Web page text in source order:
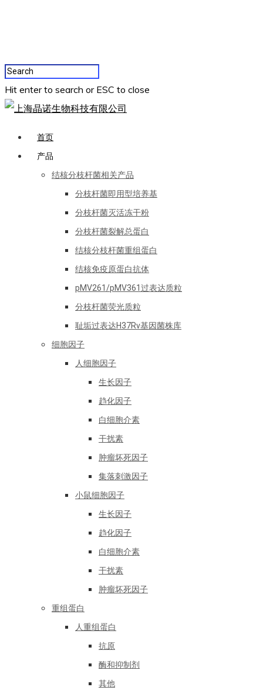
Hit enter to search or ESC to close
首页
产品
结核分枝杆菌相关产品
分枝杆菌即用型培养基
分枝杆菌灭活冻干粉
分枝杆菌裂解总蛋白
结核分枝杆菌重组蛋白
结核免疫原蛋白抗体
pMV261/pMV361过表达质粒
分枝杆菌荧光质粒
耻垢过表达H37Rv基因菌株库
细胞因子
人细胞因子
生长因子
趋化因子
白细胞介素
干扰素
肿瘤坏死因子
集落刺激因子
小鼠细胞因子
生长因子
趋化因子
白细胞介素
干扰素
肿瘤坏死因子
重组蛋白
人重组蛋白
抗原
酶和抑制剂
其他